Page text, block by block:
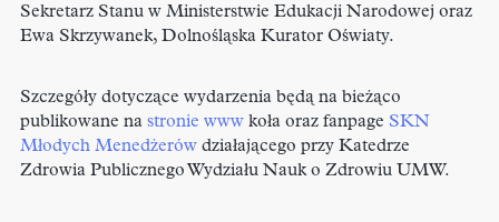
Sekretarz Stanu w Ministerstwie Edukacji Narodowej oraz
Ewa Skrzywanek, Dolnośląska Kurator Oświaty.
Szczegóły dotyczące wydarzenia będą na bieżąco
publikowane na stronie www koła oraz fanpage SKN
Młodych Menedżerów działającego przy Katedrze
Zdrowia Publicznego Wydziału Nauk o Zdrowiu UMW.